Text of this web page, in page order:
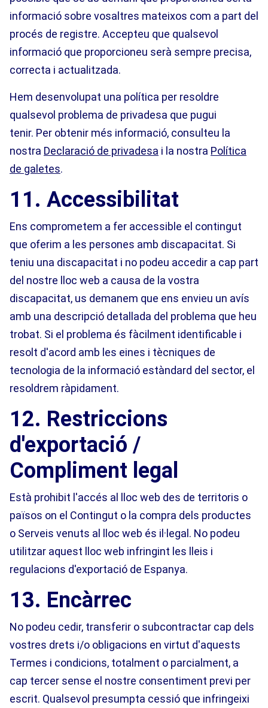
informació sobre vosaltres mateixos com a part del
procés de registre. Accepteu que qualsevol
informació que proporcioneu serà sempre precisa,
correcta i actualitzada.
Hem desenvolupat una política per resoldre
qualsevol problema de privadesa que pugui
tenir. Per obtenir més informació, consulteu la
nostra Declaració de privadesa i la nostra Política
de galetes.
11. Accessibilitat
Ens comprometem a fer accessible el contingut
que oferim a les persones amb discapacitat. Si
teniu una discapacitat i no podeu accedir a cap part
del nostre lloc web a causa de la vostra
discapacitat, us demanem que ens envieu un avís
amb una descripció detallada del problema que heu
trobat. Si el problema és fàcilment identificable i
resolt d'acord amb les eines i tècniques de
tecnologia de la informació estàndard del sector, el
resoldrem ràpidament.
12. Restriccions
d'exportació /
Compliment legal
Està prohibit l'accés al lloc web des de territoris o
països on el Contingut o la compra dels productes
o Serveis venuts al lloc web és il·legal. No podeu
utilitzar aquest lloc web infringint les lleis i
regulacions d'exportació de Espanya.
13. Encàrrec
No podeu cedir, transferir o subcontractar cap dels
vostres drets i/o obligacions en virtut d'aquests
Termes i condicions, totalment o parcialment, a
cap tercer sense el nostre consentiment previ per
escrit. Qualsevol presumpta cessió que infringeixi